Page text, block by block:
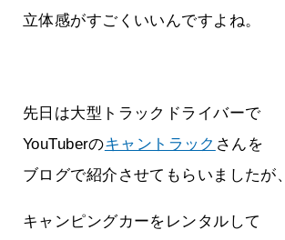
立体感がすごくいいんですよね。
先日は大型トラックドライバーで
YouTuberのキャントラック さんを
ブログで紹介させてもらいましたが、
キャンピングカーをレンタルして